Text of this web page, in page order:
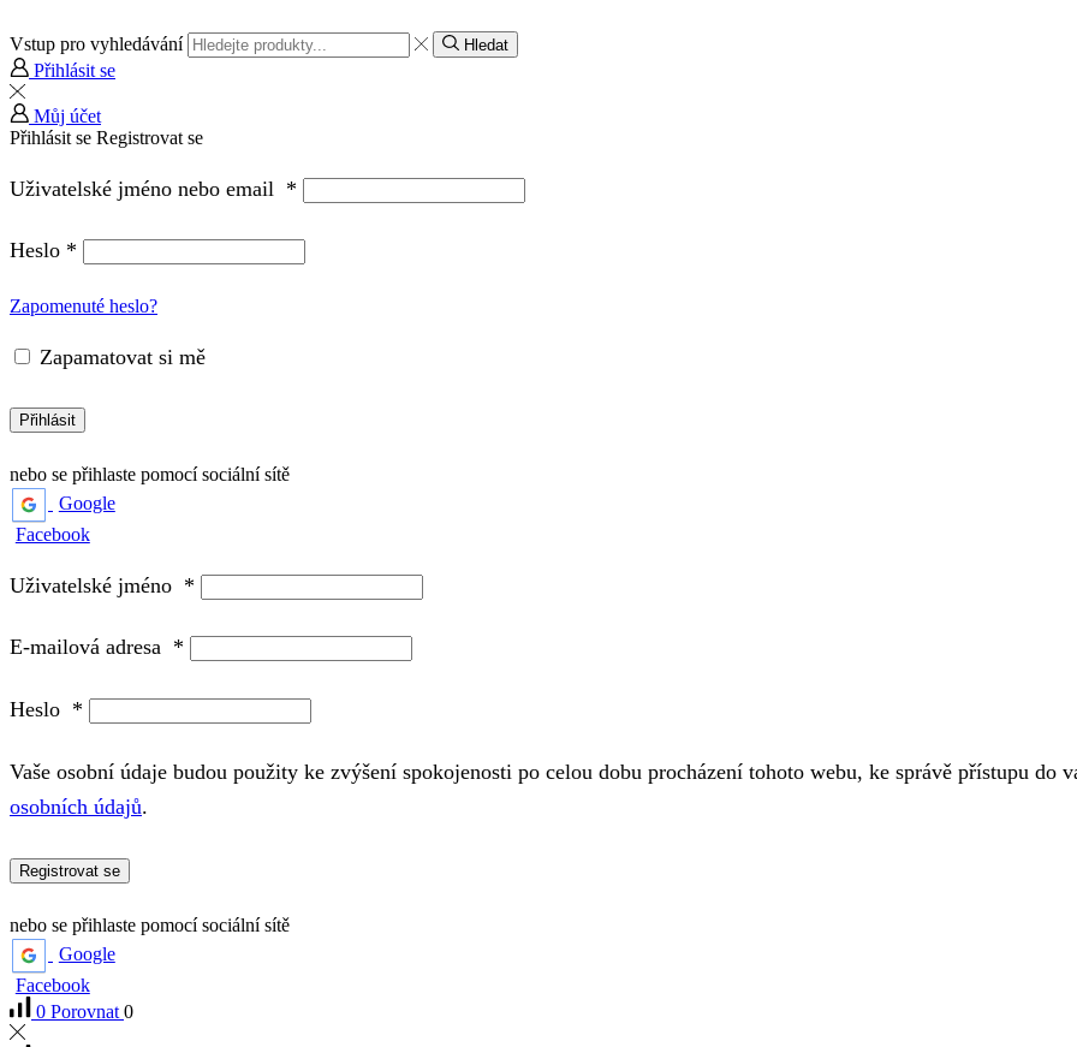
Vstup pro vyhledávání Hledat
Přihlásit se
Můj účet
Přihlásit se Registrovat se
Uživatelské jméno nebo email *
Heslo *
Zapomenuté heslo?
Zapamatovat si mě
Přihlásit
nebo se přihlaste pomocí sociální sítě
Google
Facebook
Uživatelské jméno *
E-mailová adresa *
Heslo *
Vaše osobní údaje budou použity ke zvýšení spokojenosti po celou dobu procházení tohoto webu, ke správě přístupu do
osobních údajů.
Registrovat se
nebo se přihlaste pomocí sociální sítě
Google
Facebook
0 Porovnat 0